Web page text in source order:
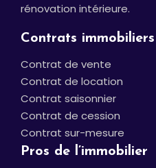
rénovation intérieure.
Contrats immobiliers
Contrat de vente
Contrat de location
Contrat saisonnier
Contrat de cession
Contrat sur-mesure
Pros de l’immobilier